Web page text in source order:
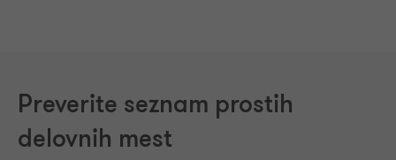
Preverite seznam prostih
delovnih mest